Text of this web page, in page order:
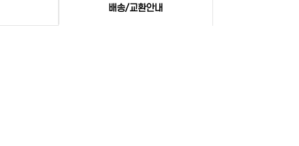
배송/교환안내